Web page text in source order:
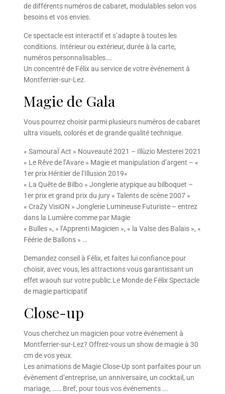
de différents numéros de cabaret, modulables selon vos
besoins et vos envies.
Ce spectacle est interactif et s’adapte à toutes les
conditions. Intérieur ou extérieur, durée à la carte,
numéros personnalisables….
Un concentré de Félix au service de votre événement à
Montferrier-sur-Lez.
Magie de Gala
Vous pourrez choisir parmi plusieurs numéros de cabaret
ultra visuels, colorés et de grande qualité technique.
« SamouraÏ Act » Nouveauté 2021 – Illùzio Mesterei 2021
« Le Rêve de l’Avare » Magie et manipulation d’argent – «
1er prix Héritier de l’Illusion 2019«
« La Quête de Bilbo » Jonglerie atypique au bilboquet –
1er prix et grand prix du jury « Talents de scène 2007 »
« CraZy VisiON » Jonglerie Lumineuse Futuriste – entrez
dans la Lumière comme par Magie
« Bulles », » l’Apprenti Magicien », « la Valse des Balais », «
Féérie de Ballons » …
Demandez conseil à Félix, et faites lui confiance pour
choisir, avec vous, les attractions vous garantissant un
effet waouh sur votre public.Le Monde de Félix Spectacle
de magie participatif
Close-up
Vous cherchez un magicien pour votre événement à
Montferrier-sur-Lez? Offrez-vous un show de magie à 30
cm de vos yeux.
Les animations de Magie Close-Up sont parfaites pour un
évènement d’entreprise, un anniversaire, un cocktail, un
mariage, …… Bref, pour tous vos événements ….